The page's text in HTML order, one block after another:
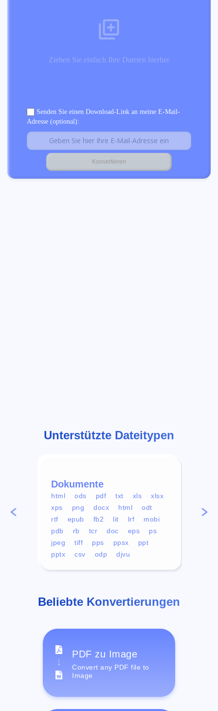
Ziehen Sie einfach Ihre Dateien hierher
Senden Sie einen Download-Link an meine E-Mail-
Adresse (optional):
Unterstützte Dateitypen
Dokumente
html ods pdf txt xls
xlsx
xps
png docx html
odt
rtf
epub fb2 lit lrf
mobi
pdb
rb tcr doc eps
ps
jpeg
tiff pps ppsx
ppt
pptx
csv odp djvu
mp4
Beliebte Konvertierungen
PDF zu Image
Convert any PDF file to
Image